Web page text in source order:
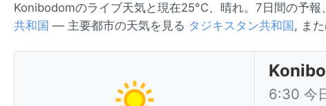
Konibodomのライブ天気と現在25°C、晴れ。7日間の予
共和国 — 主要都市の天気を見る タジキスタン共和国 , ま
6:30 今